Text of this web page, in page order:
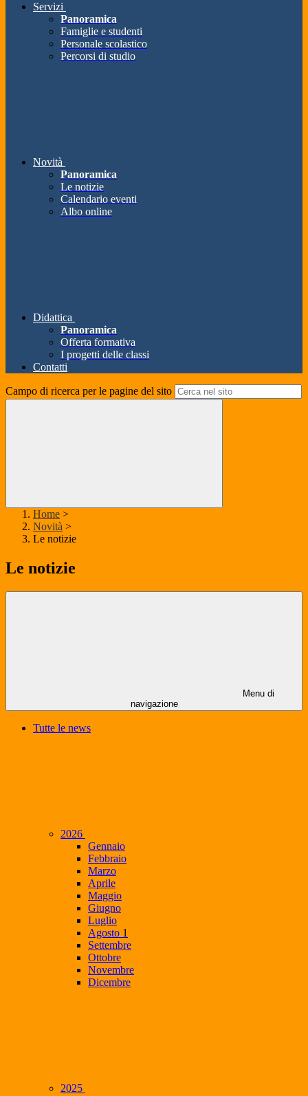
Servizi
Panoramica
Famiglie e studenti
Personale scolastico
Percorsi di studio
Novità
Panoramica
Le notizie
Calendario eventi
Albo online
Didattica
Panoramica
Offerta formativa
I progetti delle classi
Contatti
Campo di ricerca per le pagine del sito
Home >
Novità >
Le notizie
Le notizie
Menu di
navigazione
Tutte le news
2026
Gennaio
Febbraio
Marzo
Aprile
Maggio
Giugno
Luglio
Agosto 1
Settembre
Ottobre
Novembre
Dicembre
2025